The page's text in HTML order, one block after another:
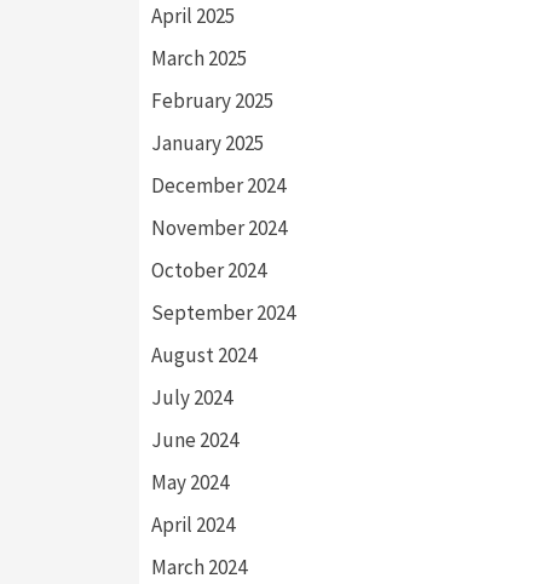
April 2025
March 2025
February 2025
January 2025
December 2024
November 2024
October 2024
September 2024
August 2024
July 2024
June 2024
May 2024
April 2024
March 2024